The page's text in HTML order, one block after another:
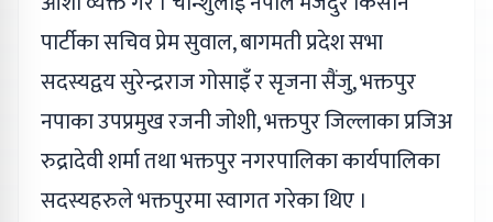
पार्टीका सचिव प्रेम सुवाल, बागमती प्रदेश सभा
सदस्यद्वय सुरेन्द्रराज गोसाइँ र सृजना सैंजु, भक्तपुर
नपाका उपप्रमुख रजनी जोशी, भक्तपुर जिल्लाका प्रजिअ
रुद्रादेवी शर्मा तथा भक्तपुर नगरपालिका कार्यपालिका
सदस्यहरुले भक्तपुरमा स्वागत गरेका थिए ।